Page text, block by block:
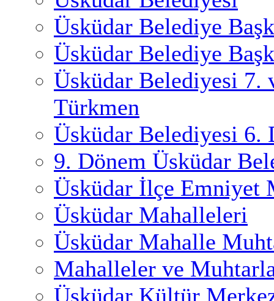
Üsküdar Belediye
Üsküdar Belediye
Üsküdar Belediyesi 7.
Türkmen
Üsküdar Belediyesi 6.
9. Dönem Üsküdar
Üsküdar İlçe Emniyet
Üsküdar Mahalleleri
Üsküdar Mahalle
Mahalleler ve
Üsküdar Kültür